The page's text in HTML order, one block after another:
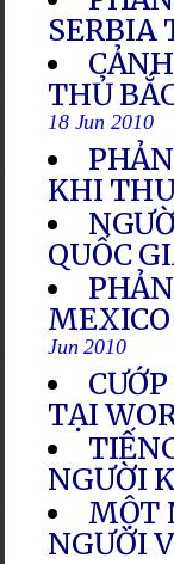
SERBIA
THỦ
18 Jun 2010
KHI
QUỐC
Jun 2010
TẠI
NGƯỜI
MỘT
NGƯỜI